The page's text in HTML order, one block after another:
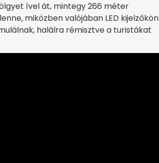
ível át, mintegy 266 méter
miközben valójában LED kijelzőkön
halálra rémisztve a turistákat